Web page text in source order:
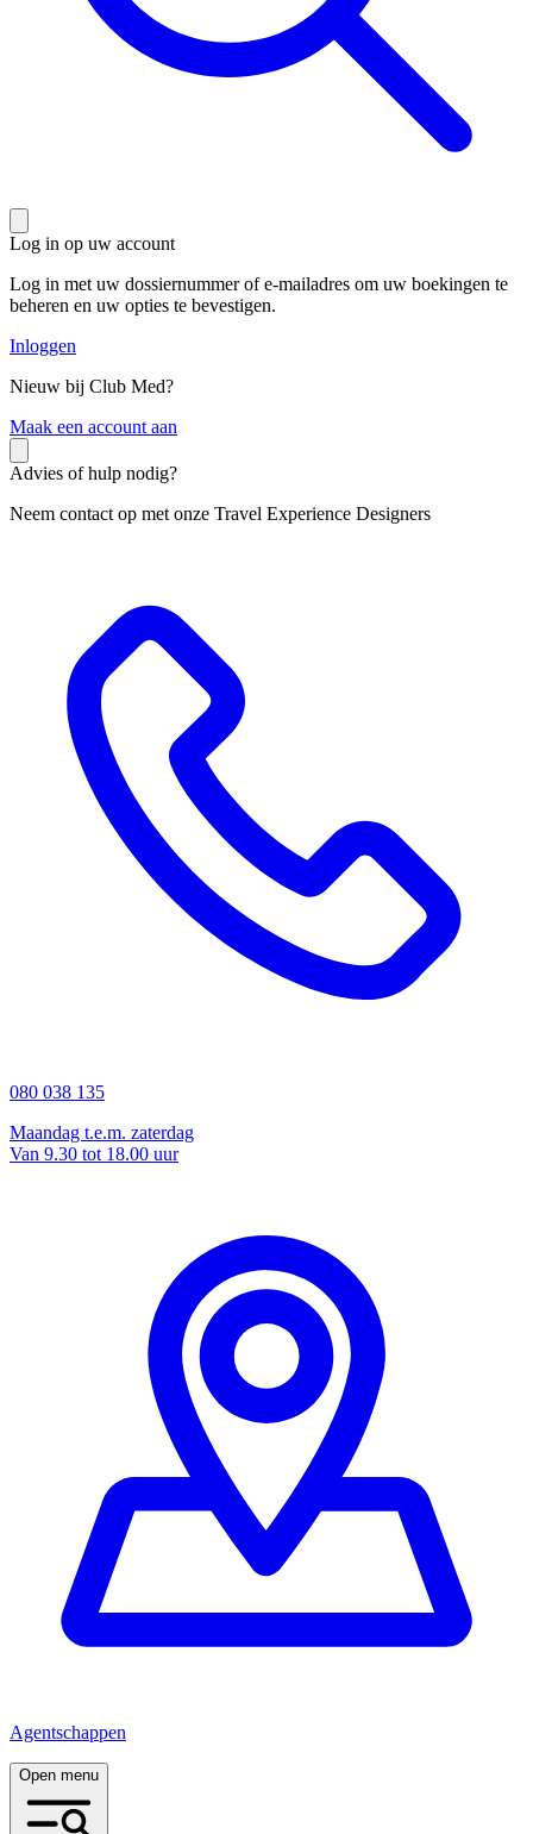
Log in op uw account
Log in met uw dossiernummer of e-mailadres om uw boekingen te
beheren en uw opties te bevestigen.
Inloggen
Nieuw bij Club Med?
Maak een account aan
Advies of hulp nodig?
Neem contact op met onze Travel Experience Designers
080 038 135
Maandag t.e.m. zaterdag
Van 9.30 tot 18.00 uur
Agentschappen
Open menu